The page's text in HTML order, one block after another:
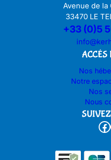
Avenue de la
33470 LE
+33 (0)5
ACCÉS
Nos
Notre
Nos
Nous
Facebook